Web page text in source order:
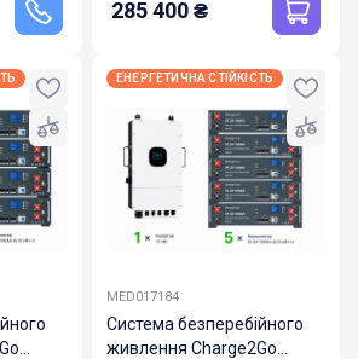
285 400₴
ЕНЕРГЕТИЧНА СТІЙКІСТЬ
MED017184
Система безперебійного
живлення Charge2Go